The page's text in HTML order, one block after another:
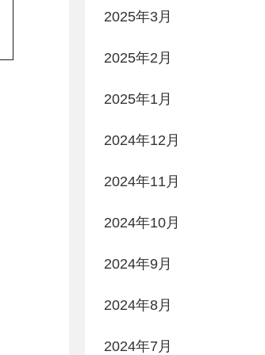
2025年3月
2025年2月
2025年1月
2024年12月
2024年11月
2024年10月
2024年9月
2024年8月
2024年7月